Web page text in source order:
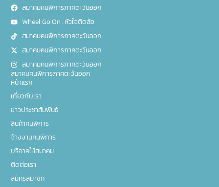
สมาคมคนพิการภาคตะวันออก
Wheel Go On : หัวใจติดล้อ
สมาคมคนพิการภาคตะวันออก
สมาคมคนพิการภาคตะวันออก
สมาคมคนพิการภาคตะวันออก
สมาคมคนพิการภาคตะวันออก
หน้าแรก
เกี่ยวกับเรา
ข่าวประชาสัมพันธ์
สินค้าคนพิการ
จ้างงานคนพิการ
บริจาคให้สมาคม
ติดต่อเรา
สมัครสมาชิก